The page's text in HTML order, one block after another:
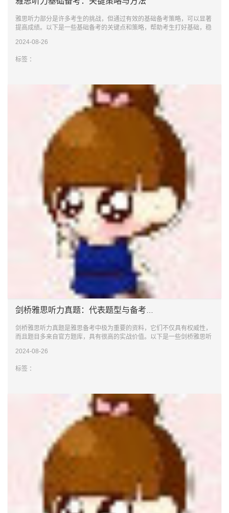
雅思听力部分是许多考生的挑战，但通过有效的基础备考策略，可以显著
提高成绩。以下是一些基础备考的关键点和策略，帮助考生打好基础，稳
2024-08-26
标签 ：
剑桥雅思听力真题是雅思备考中极为重要的资料，它们不仅具有权威性，
而且题目多来自官方题库，具有很高的实战价值。以下是一些剑桥雅思听
2024-08-26
标签 ：